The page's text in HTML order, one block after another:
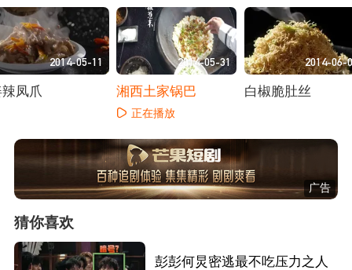
2014-05-11
凤爪
2014-05-31
湘西土家锅巴
正在播放
2014-06-
白椒脆肚丝
广告
猜你喜欢
彭彭何炅密逃最不吃压力之人